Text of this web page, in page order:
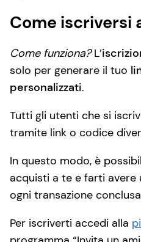
Come iscriversi
Come funziona?L’
solo per generare il tuo
personalizzati.
Tutti gli utenti che si
tramite link o codice
In questo modo, è
acquisti a te e farti avere
ogni transazione
Per iscriverti accedi alla